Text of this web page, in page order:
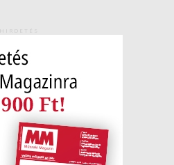
HIRDETÉS